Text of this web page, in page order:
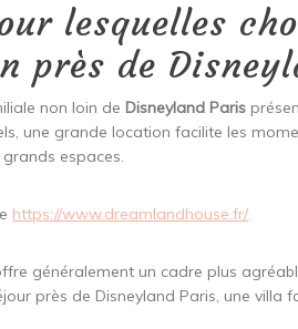
lesquelles
près de
non loin de Disneyland Paris
une grande location facilite les
espaces.
https://www.dreamlandhouse.fr/
généralement un cadre plus
près de Disneyland Paris, une villa